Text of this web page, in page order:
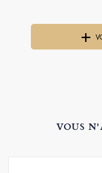
VOUS